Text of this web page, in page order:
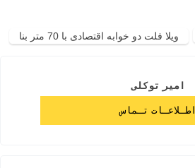
ویلا فلت دو خوابه اقتصادی با 70 متر بنا
امیر توکلی
اطـلاعـات تـماس